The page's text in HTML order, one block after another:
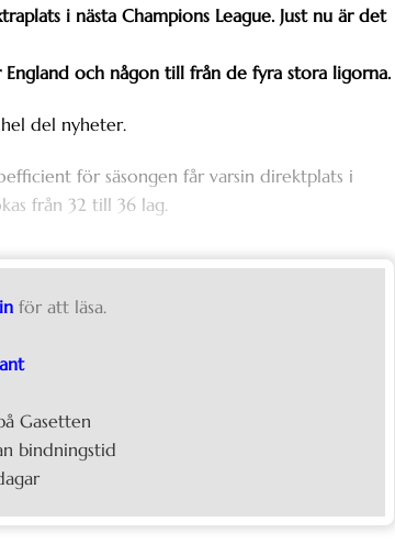
i nästa Champions League. Just nu är det
och någon till från de fyra stora ligorna.
del nyheter.
för säsongen får varsin direktplats i
från 32 till 36 lag.
för att läsa.
Gasetten
bindningstid